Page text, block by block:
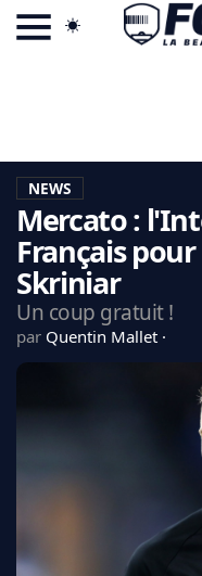
LA CHARTE
VIE PRIVÉE
CGU
CONTACTEZ-NOUS
MANCHESTER UNITED
CHELSEA
NEWS
Mercato :
Français
Skriniar
Un coup gratuit !
par Quentin Mallet